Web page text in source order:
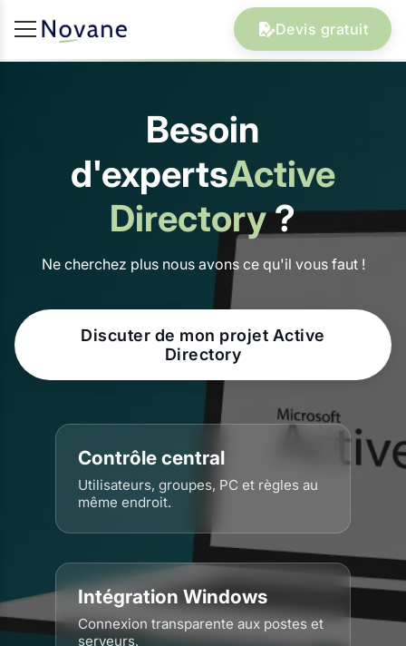
Devis gratuit
Besoin
d'expertsActive
Directory?
Ne cherchez plus nous avons ce qu'il vous faut !
Discuter de mon projet Active
Directory
Contrôle central
Utilisateurs, groupes, PC et règles au
même endroit.
Intégration Windows
Connexion transparente aux postes et
serveurs.